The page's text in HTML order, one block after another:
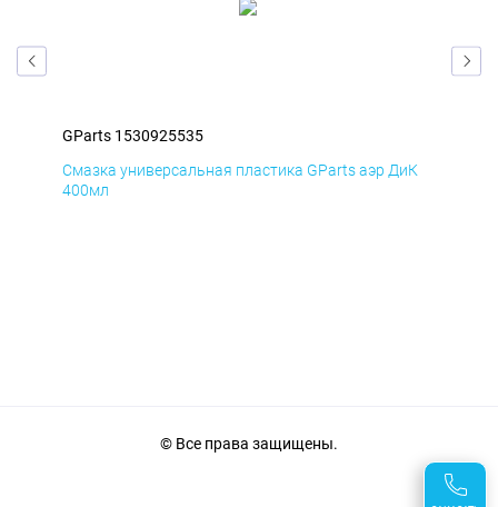
GParts 1530925535
Смазка универсальная пластика GParts аэр ДиК
400мл
© Все права защищены.